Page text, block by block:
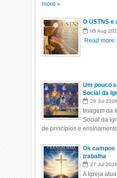
more »
O USTNS
05 Aug
Read more
Um pouco
Social da
28 Jul 2026
Imagem da
Social da
de princípios e
Os campos
trabalha
27 Jul 2026
A Igreja